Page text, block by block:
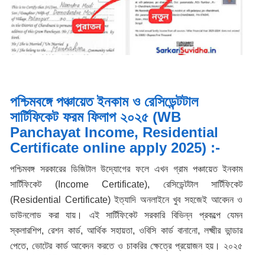
পশ্চিমবঙ্গে পঞ্চায়েত ইনকাম ও রেসিডেন্টটাল
সার্টিফিকেট ফরম ফিলাপ ২০২৫ (WB
Panchayat Income, Residential
Certificate online apply 2025) :-
পশ্চিমবঙ্গ সরকারের ডিজিটাল উদ্যোগের ফলে এখন গ্রাম পঞ্চায়েত ইনকাম
সার্টিফিকেট (Income Certificate), রেসিডেন্টটাল সার্টিফিকেট
(Residential Certificate) ইত্যাদি অনলাইনে খুব সহজেই আবেদন ও
ডাউনলোড করা যায়। এই সার্টিফিকেট সরকারি বিভিন্ন প্রকল্পে যেমন
স্কলারশিপ, রেশন কার্ড, আর্থিক সহায়তা, ওবিসি কার্ড বানানো, লক্ষ্মীর ভান্ডার
পেতে, ভোটের কার্ড আবেদন করতে ও চাকরির ক্ষেত্রে প্রয়োজন হয়। ২০২৫